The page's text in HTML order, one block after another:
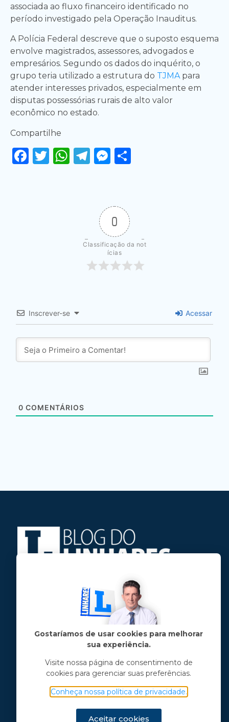
associada ao fluxo financeiro identificado no
período investigado pela Operação Inauditus.
A Polícia Federal descreve que o suposto esquema
envolve magistrados, assessores, advogados e
empresários. Segundo os dados do inquérito, o
grupo teria utilizado a estrutura do TJMA para
atender interesses privados, especialmente em
disputas possessórias rurais de alto valor
econômico no estado.
Compartilhe
Facebook
Twitter
WhatsApp
Telegram
Messenger
0
Classificação da not
ícias
Inscrever-se Acessar
0 COMENTÁRIOS
Jose Linhares Jr é maranhense.
Formado em Jornalismo, estudou filosofia
e tem pós-graduações em ciência política
e marketing político.
Menu principal
Notícias
Opinião
Chama o Linhares
Gostaríamos de usar cookies para melhorar
sua experiência.
Visite nossa página de consentimento de
cookies para gerenciar suas preferências.
Conheça nossa política de privacidade.
Aceitar cookies